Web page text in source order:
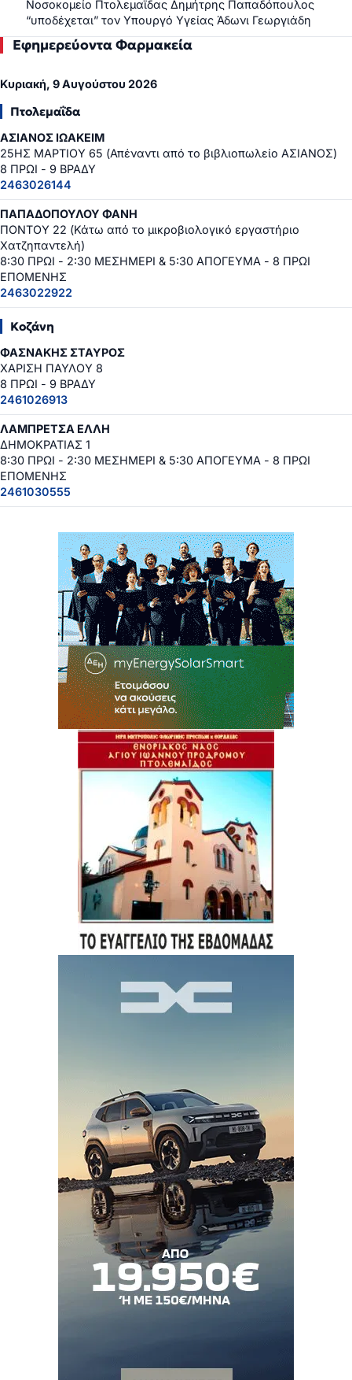
Νοσοκομείο Πτολεμαΐδας Δημήτρης Παπαδόπουλος
“υποδέχεται” τον Υπουργό Υγείας Άδωνι Γεωργιάδη
Εφημερεύοντα Φαρμακεία
Κυριακή, 9 Αυγούστου 2026
Πτολεμαΐδα
ΑΣΙΑΝΟΣ ΙΩΑΚΕΙΜ
25ΗΣ ΜΑΡΤΙΟΥ 65 (Απέναντι από το βιβλιοπωλείο ΑΣΙΑΝΟΣ)
8 ΠΡΩΙ - 9 ΒΡΑΔΥ
2463026144
ΠΑΠΑΔΟΠΟΥΛΟΥ ΦΑΝΗ
ΠΟΝΤΟΥ 22 (Κάτω από το μικροβιολογικό εργαστήριο
Χατζηπαντελή)
8:30 ΠΡΩΙ - 2:30 ΜΕΣΗΜΕΡΙ & 5:30 ΑΠΟΓΕΥΜΑ - 8 ΠΡΩΙ
ΕΠΟΜΕΝΗΣ
2463022922
Κοζάνη
ΦΑΣΝΑΚΗΣ ΣΤΑΥΡΟΣ
ΧΑΡΙΣΗ ΠΑΥΛΟΥ 8
8 ΠΡΩΙ - 9 ΒΡΑΔΥ
2461026913
ΛΑΜΠΡΕΤΣΑ ΕΛΛΗ
ΔΗΜΟΚΡΑΤΙΑΣ 1
8:30 ΠΡΩΙ - 2:30 ΜΕΣΗΜΕΡΙ & 5:30 ΑΠΟΓΕΥΜΑ - 8 ΠΡΩΙ
ΕΠΟΜΕΝΗΣ
2461030555